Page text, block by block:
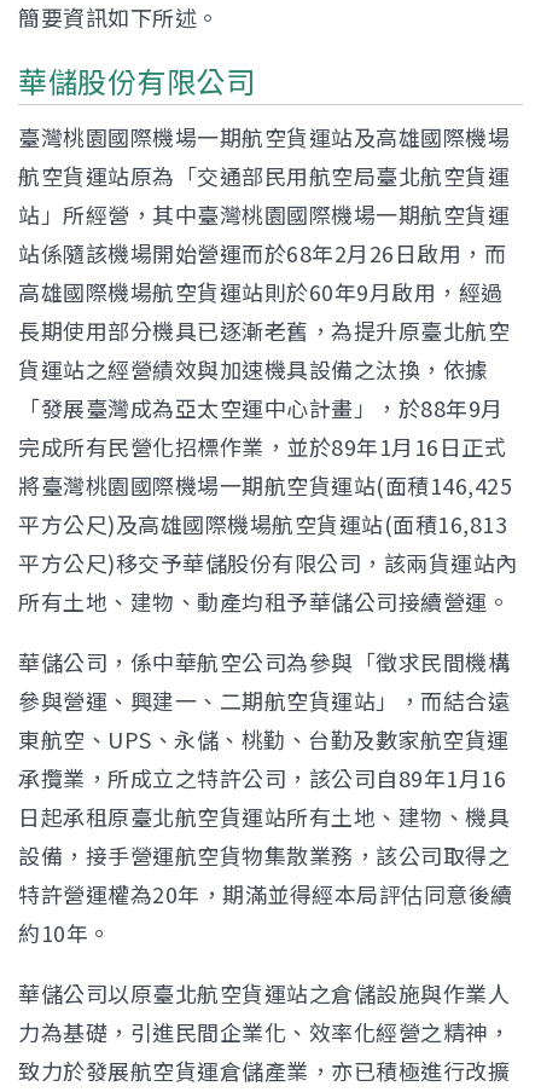
簡要資訊如下所述。
華儲股份有限公司
臺灣桃園國際機場一期航空貨運站及高雄國際機場
航空貨運站原為「交通部民用航空局臺北航空貨運
站」所經營，其中臺灣桃園國際機場一期航空貨運
站係隨該機場開始營運而於68年2月26日啟用，而
高雄國際機場航空貨運站則於60年9月啟用，經過
長期使用部分機具已逐漸老舊，為提升原臺北航空
貨運站之經營績效與加速機具設備之汰換，依據
「發展臺灣成為亞太空運中心計畫」，於88年9月
完成所有民營化招標作業，並於89年1月16日正式
將臺灣桃園國際機場一期航空貨運站(面積146,425
平方公尺)及高雄國際機場航空貨運站(面積16,813
平方公尺)移交予華儲股份有限公司，該兩貨運站內
所有土地、建物、動產均租予華儲公司接續營運。
華儲公司，係中華航空公司為參與「徵求民間機構
參與營運、興建一、二期航空貨運站」，而結合遠
東航空、UPS、永儲、桃勤、台勤及數家航空貨運
承攬業，所成立之特許公司，該公司自89年1月16
日起承租原臺北航空貨運站所有土地、建物、機具
設備，接手營運航空貨物集散業務，該公司取得之
特許營運權為20年，期滿並得經本局評估同意後續
約10年。
華儲公司以原臺北航空貨運站之倉儲設施與作業人
力為基礎，引進民間企業化、效率化經營之精神，
致力於發展航空貨運倉儲產業，亦已積極進行改擴